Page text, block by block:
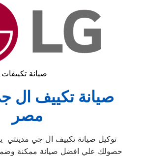
صيانة
صيانة تكييف ال
مصر
توكيل صيانة تكييف ال جي مدينتي
حصولك علي افضل صيانة ممكنة